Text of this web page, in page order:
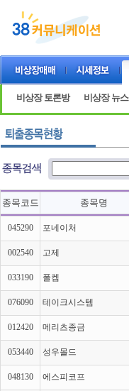
비상장 토론방 비상장 뉴스
종목코드 종목명
045290 포네이처
002540 고제
033190 폴켐
076090 테이크시스템
012420 메리츠종금
053440 성우몰드
048130 에스피코프